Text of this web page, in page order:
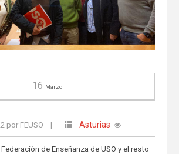
16 Marzo
por FEUSO | Asturias
de Enseñanza de USO y el resto